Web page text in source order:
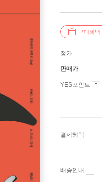
구매혜택
정가
판매가
YES포인트
결제혜택
배송안내